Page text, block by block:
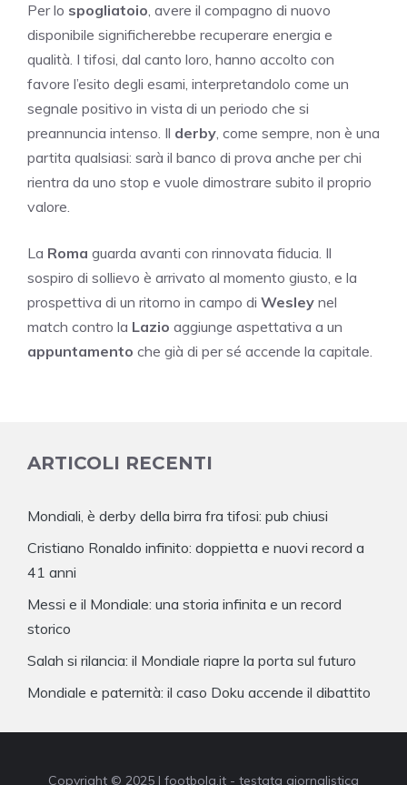
Per lo spogliatoio, avere il compagno di nuovo
disponibile significherebbe recuperare energia e
qualità. I tifosi, dal canto loro, hanno accolto con
favore l’esito degli esami, interpretandolo come un
segnale positivo in vista di un periodo che si
preannuncia intenso. Il derby, come sempre, non è una
partita qualsiasi: sarà il banco di prova anche per chi
rientra da uno stop e vuole dimostrare subito il proprio
valore.
La Roma guarda avanti con rinnovata fiducia. Il
sospiro di sollievo è arrivato al momento giusto, e la
prospettiva di un ritorno in campo di Wesley nel
match contro la Lazio aggiunge aspettativa a un
appuntamento che già di per sé accende la capitale.
ARTICOLI RECENTI
Mondiali, è derby della birra fra tifosi: pub chiusi
Cristiano Ronaldo infinito: doppietta e nuovi record a
41 anni
Messi e il Mondiale: una storia infinita e un record
storico
Salah si rilancia: il Mondiale riapre la porta sul futuro
Mondiale e paternità: il caso Doku accende il dibattito
Copyright © 2025 | footbola.it - testata giornalistica